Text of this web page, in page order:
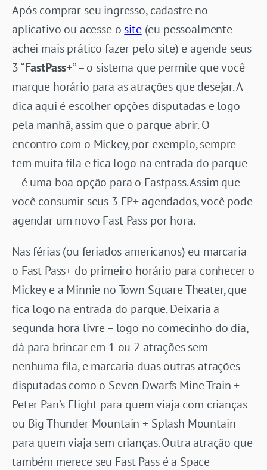
Após comprar seu ingresso, cadastre no
aplicativo ou acesse o site(eu pessoalmente
achei mais prático fazer pelo site) e agende seus
3 “FastPass+” – o sistema que permite que você
marque horário para as atrações que desejar. A
dica aqui é escolher opções disputadas e logo
pela manhã, assim que o parque abrir. O
encontro com o Mickey, por exemplo, sempre
tem muita fila e fica logo na entrada do parque
– é uma boa opção para o Fastpass. Assim que
você consumir seus 3 FP+ agendados, você pode
agendar um novo Fast Pass por hora.
Nas férias (ou feriados americanos) eu marcaria
o Fast Pass+ do primeiro horário para conhecer o
Mickey e a Minnie no Town Square Theater, que
fica logo na entrada do parque. Deixaria a
segunda hora livre – logo no comecinho do dia,
dá para brincar em 1 ou 2 atrações sem
nenhuma fila, e marcaria duas outras atrações
disputadas como o Seven Dwarfs Mine Train +
Peter Pan’s Flight para quem viaja com crianças
ou Big Thunder Mountain + Splash Mountain
para quem viaja sem crianças. Outra atração que
também merece seu Fast Pass é a Space